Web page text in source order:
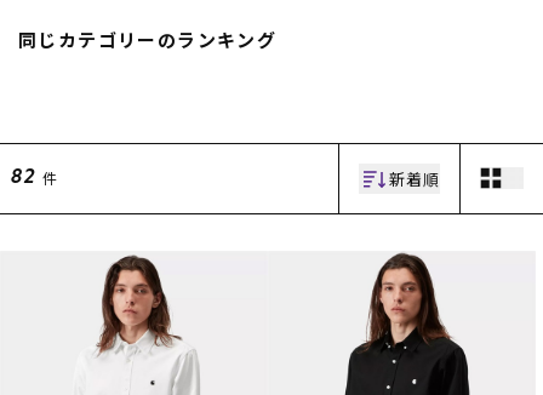
CONTENTS
RIDE LIFE MAGAZINE一
覧
中古/アウトレット サー
中古/アウトレット スノ
店頭受取サービス
ギフトラッピング
下取り保証について
お問い合わせ
同じカテゴリーのランキング
82 件 新着順